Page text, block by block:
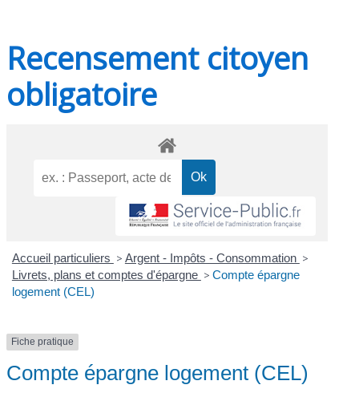
Recensement citoyen
obligatoire
Accueil particuliers > Argent - Impôts - Consommation >
Livrets, plans et comptes d'épargne > Compte épargne
logement (CEL)
Fiche pratique
Compte épargne logement (CEL)